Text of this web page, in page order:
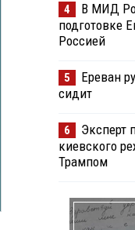
4
В МИД
подготовке
Россией
5
Ереван
сидит
6
Эксперт
киевского
Трампом